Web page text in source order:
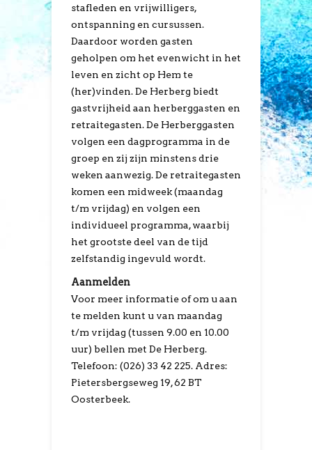
stafleden en vrijwilligers,
ontspanning en cursussen.
Daardoor worden gasten
geholpen om het evenwicht in het
leven en zicht op Hem te
(her)vinden. De Herberg biedt
gastvrijheid aan herberggasten en
retraitegasten. De Herberggasten
volgen een dagprogramma in de
groep en zij zijn minstens drie
weken aanwezig. De retraitegasten
komen een midweek (maandag
t/m vrijdag) en volgen een
individueel programma, waarbij
het grootste deel van de tijd
zelfstandig ingevuld wordt.
Aanmelden
Voor meer informatie of om u aan
te melden kunt u van maandag
t/m vrijdag (tussen 9.00 en 10.00
uur) bellen met De Herberg.
Telefoon: (026) 33 42 225. Adres:
Pietersbergseweg 19, 62 BT
Oosterbeek.